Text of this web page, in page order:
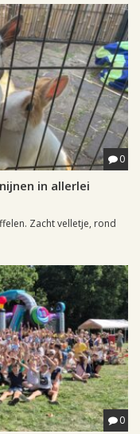
0
in allerlei
Zacht velletje, rond
0